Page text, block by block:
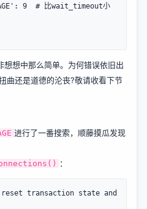
想想中那么简单。为何错误依旧出
曲还是道德的沦丧?敬请收看下节
进行了一番搜索，顺藤摸瓜发现
：
transaction state and